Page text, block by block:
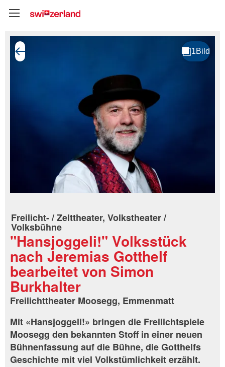
Freilicht- / Zelttheater, Volkstheater /
Volksbühne
"Hansjoggeli!" Volksstück
nach Jeremias Gotthelf
bearbeitet von Simon
Burkhalter
Freilichttheater Moosegg, Emmenmatt
Mit «Hansjoggeli!» bringen die Freilichtspiele
Moosegg den bekannten Stoff in einer neuen
Bühnenfassung auf die Bühne, die Gotthelfs
Geschichte mit viel Volkstümlichkeit erzählt.